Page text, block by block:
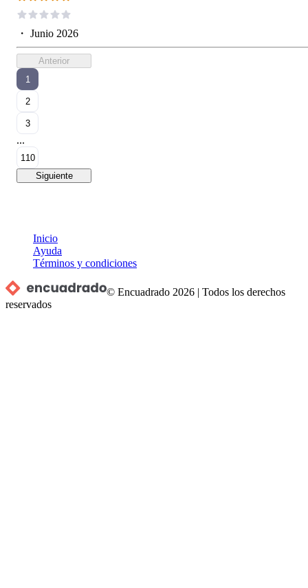
・ Junio 2026
Anterior
1
2
3
...
110
Siguiente
Inicio
Ayuda
Términos y condiciones
© Encuadrado 2026 |Todos los derechos
reservados